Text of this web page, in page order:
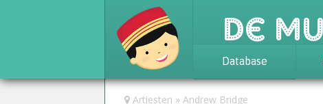
De
Database
Achtergrond
Artiesten Andrew Bridge